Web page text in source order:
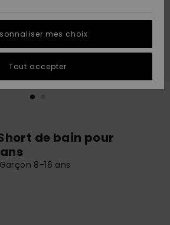
rapide de bain pour
8-16 ans
mes choix
Tout accepter